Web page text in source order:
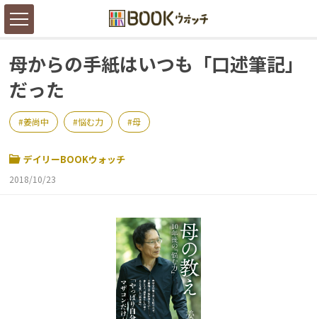
母からの手紙はいつも「口述筆記」
だった
姜尚中 悩む力 母
デイリーBOOKウォッチ
2018/10/23